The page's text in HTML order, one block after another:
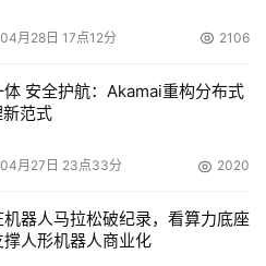
银行业及金融科技公司提供高端
思想、业务、技术创新和经验
发展。
突出贡献奖、2021年度最佳数
年度中国优秀金融信息化创新
月28日 17点12分 2106
体 安全护航：Akamai重构分布式
范式
月27日 23点33分 2020
机器人马拉松破纪录，看算力底座
撑人形机器人商业化